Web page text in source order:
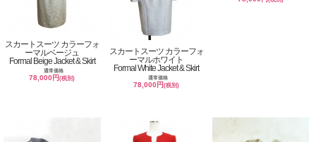
スカートスーツ カラーフォ
ーマルベージュ
Formal Beige Jacket & Skirt
通常価格
78,000円(税別)
スカートスーツ カラーフォ
ーマルホワイト
Formal White Jacket & Skirt
通常価格
78,000円(税別)